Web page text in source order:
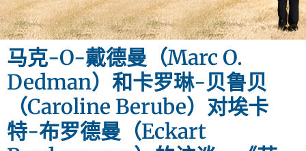
马克-O-戴德曼（Marc O.
Dedman）和卡罗琳-贝鲁贝
（Caroline Berube）对埃卡
特-布罗德曼（Eckart